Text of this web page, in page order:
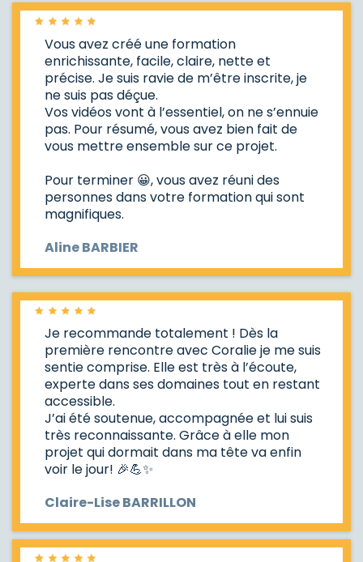
Vous avez créé une formation
enrichissante, facile, claire, nette et
précise. Je suis ravie de m’être inscrite, je
ne suis pas déçue.
Vos vidéos vont à l’essentiel, on ne s’ennuie
pas. Pour résumé, vous avez bien fait de
vous mettre ensemble sur ce projet.
Pour terminer 😀, vous avez réuni des
personnes dans votre formation qui sont
magnifiques.
Aline BARBIER
Je recommande totalement ! Dès la
première rencontre avec Coralie je me suis
sentie comprise. Elle est très à l’écoute,
experte dans ses domaines tout en restant
accessible.
J’ai été soutenue, accompagnée et lui suis
très reconnaissante. Grâce à elle mon
projet qui dormait dans ma tête va enfin
voir le jour! 🎉💪✨
Claire-Lise BARRILLON